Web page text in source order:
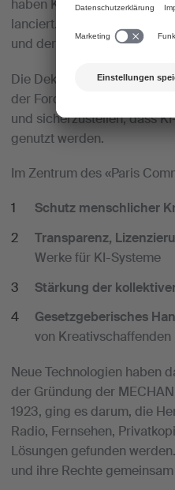
haben Kreativschaffende
lanciert. Erstunterzeichner
und der senegalesische
Die Deklaration richtet sich
der Forderung,
und sicherzustellen, dass
genutzt werden.
Im Zentrum des «Paris
Schutz menschlicher
Transparenz,
Werke für KI-Systeme
Stärkung der
Gesetzgeberisches
von Kreativschaffenden
Neue Technologien haben
der Gründung der
1923, ging es darum, die
Radio, Fernsehen,
Lösungen gefunden
und ihre Rechte